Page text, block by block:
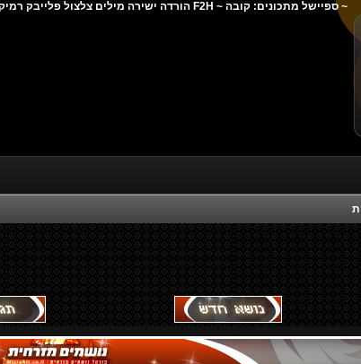
~ ספיישל מתכונים: קובה ~ F2H הורדה ישירה מילים צלצול פלייבק רמיקס יוטיוב